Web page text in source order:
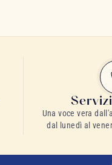
Una voce vera
dal lunedì al